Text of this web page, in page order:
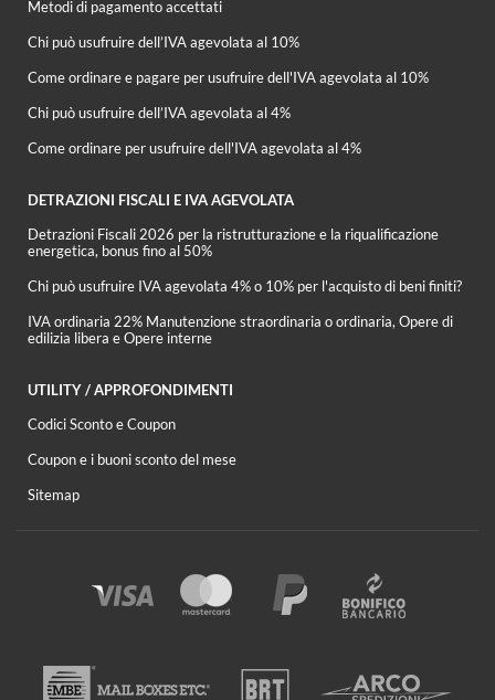
Metodi di pagamento accettati
Chi può usufruire dell’IVA agevolata al 10%
Come ordinare e pagare per usufruire dell'IVA agevolata al 10%
Chi può usufruire dell’IVA agevolata al 4%
Come ordinare per usufruire dell'IVA agevolata al 4%
DETRAZIONI FISCALI E IVA AGEVOLATA
Detrazioni Fiscali 2026 per la ristrutturazione e la riqualificazione
energetica, bonus fino al 50%
Chi può usufruire IVA agevolata 4% o 10% per l'acquisto di beni finiti?
IVA ordinaria 22% Manutenzione straordinaria o ordinaria, Opere di
edilizia libera e Opere interne
UTILITY / APPROFONDIMENTI
Codici Sconto e Coupon
Coupon e i buoni sconto del mese
Sitemap